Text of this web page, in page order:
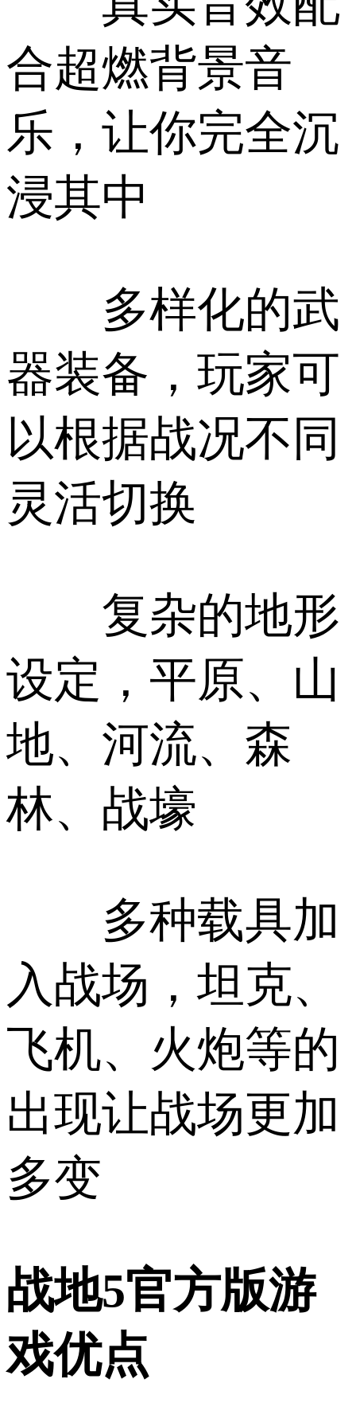
合超燃背景音
乐，让你完全沉
浸其中
多样化的武
器装备，玩家可
以根据战况不同
灵活切换
复杂的地形
设定，平原、山
地、河流、森
林、战壕
多种载具加
入战场，坦克、
飞机、火炮等的
出现让战场更加
多变
战地5官方版游
戏优点